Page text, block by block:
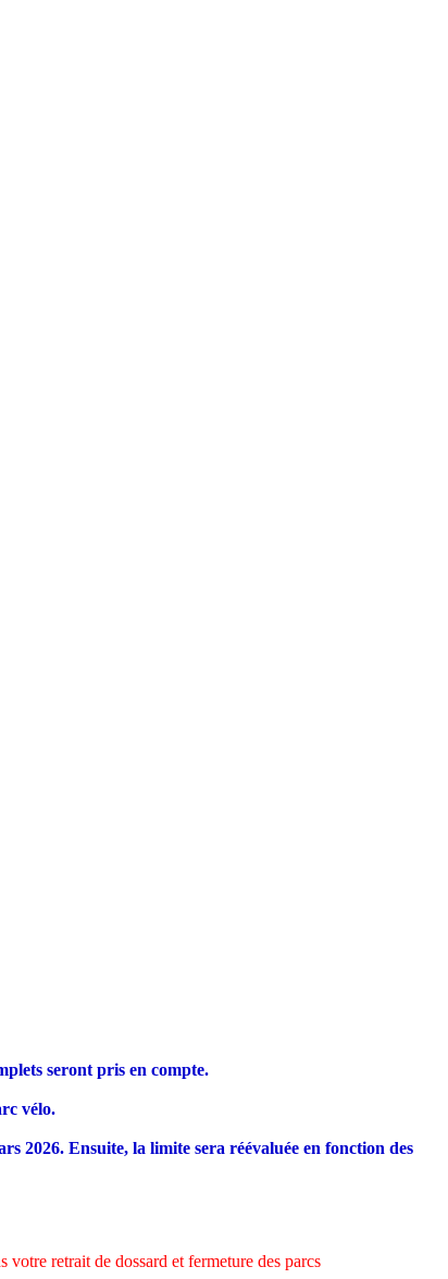
seront pris en compte.
vélo.
2026. Ensuite, la limite sera réévaluée en fonction des
votre retrait de dossard et fermeture des parcs